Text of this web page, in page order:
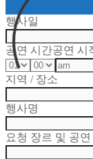
행사일
공연 시간공연 시
지역 / 장소
행사명
요청 장르 및 공연